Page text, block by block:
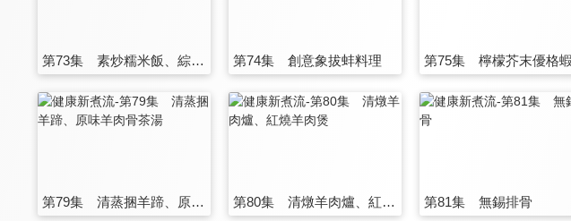
第73集 素炒糯米飯、綜合素香菇羹 第74集 創意象拔蚌料理
第79集 清蒸捆羊蹄、原味羊肉骨茶湯 第80集 清燉羊肉爐、紅燒羊肉煲 第81集 無錫排骨